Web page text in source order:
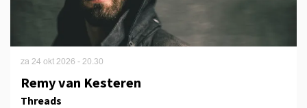
Remy van Kesteren
Threads
za 24 okt 2026 - 20.30